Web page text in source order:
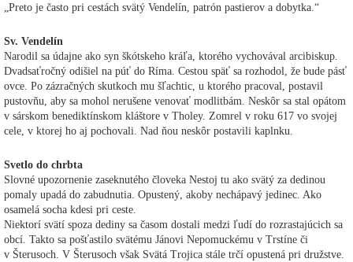
„Preto je často pri cestách svätý Vendelín, patrón pastierov a dobytka.“
Sv. Vendelín
Narodil sa údajne ako syn škótskeho kráľa, ktorého vychovával arcibiskup.
Dvadsaťročný odišiel na púť do Ríma. Cestou späť sa rozhodol, že bude pásť
ovce. Po zázračných skutkoch mu šľachtic, u ktorého pracoval, postavil
pustovňu, aby sa mohol nerušene venovať modlitbám. Neskôr sa stal opátom
v sárskom benediktínskom kláštore v Tholey. Zomrel v roku 617 vo svojej
cele, v ktorej ho aj pochovali. Nad ňou neskôr postavili kaplnku.
Svetlo do chrbta
Slovné upozornenie zaseknutého človeka Nestoj tu ako svätý za dedinou
pomaly upadá do zabudnutia. Opustený, akoby nechápavý jedinec. Ako
osamelá socha kdesi pri ceste.
Niektorí svätí spoza dediny sa časom dostali medzi ľudí do rozrastajúcich sa
obcí. Takto sa pošťastilo svätému Jánovi Nepomuckému v Trstíne či
v Šterusoch. V Šterusoch však Svätá Trojica stále trčí opustená pri družstve.